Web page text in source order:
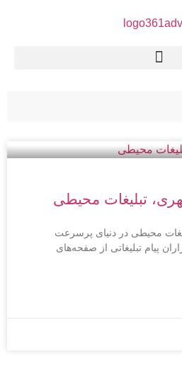
تبلیغات محیطی
محیطی در دنیای پرسرعت
پیام تبلیغاتی از صفحه‌های